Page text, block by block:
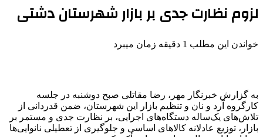
لزوم نظارت جدی بر بازار شهرستان دشتی
خواندن این مطلب 1 دقیقه زمان میبرد
به گزارش خبرنگار مهر، رضا مقاتلی صبح دوشنبه در جلسه
کارگروه آرد و نان و تنظیم بازار این شهرستان، ضمن قدردانی از
تلاش‌های یک‌ساله دستگاه‌های اجرایی، بر نظارت جدی و مستمر بر
بازار، توزیع عادلانه کالاهای اساسی و جلوگیری از تعطیلی نانوایی‌ها